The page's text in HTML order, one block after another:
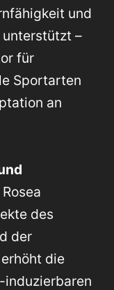
und
–
für
Sportarten
an
des
der
die
induzierbaren